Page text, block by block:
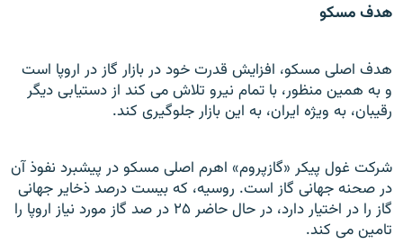
هدف مسکو
هدف اصلی مسکو، افزايش قدرت خود در بازار گاز در اروپا است
و به همين منظور، با تمام نيرو تلاش می کند از دستيابی ديگر
رقيبان، به ويژه ايران، به اين بازار جلوگيری کند.
شرکت غول پيکر «گازپروم» اهرم اصلی مسکو در پيشبرد نفوذ آن
در صحنه جهانی گاز است. روسيه، که بيست درصد ذخاير جهانی
گاز را در اختيار دارد، در حال حاضر ۲۵ در صد گاز مورد نياز اروپا را
تامين می کند.